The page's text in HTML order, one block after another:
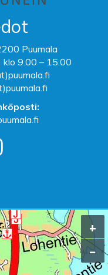
Puumala
klo 9.00 – 15.00